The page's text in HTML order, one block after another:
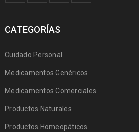
CATEGORÍAS
Cuidado Personal
Medicamentos Genéricos
Medicamentos Comerciales
Productos Naturales
Productos Homeopáticos